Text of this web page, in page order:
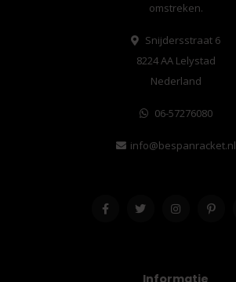
omstreken.
Snijdersstraat 6
8224 AA Lelystad
Nederland
06-57276080
info@bespanracket.nl